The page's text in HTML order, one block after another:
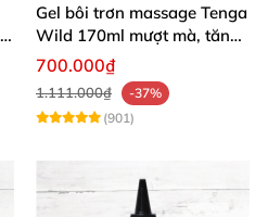
Gel bôi trơn massage Tenga
Wild 170ml mượt mà, tăng
khoái cảm
700.000₫
1.111.000₫
-37%
(901)